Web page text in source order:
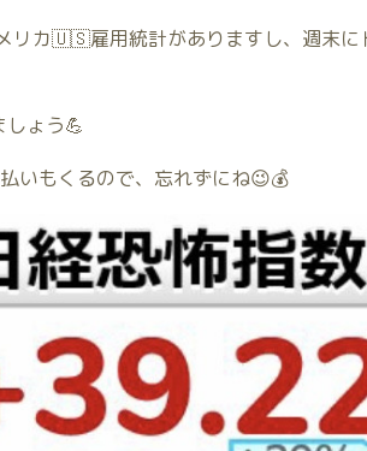
リカ🇺🇸雇用統計がありますし、週末に
ょう💪
いもくるので、忘れずにね😉💰